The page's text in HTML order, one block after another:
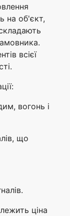
на об'єкт,
всієї
вогонь і
що
ціна